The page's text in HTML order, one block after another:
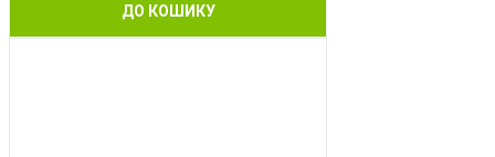
ДО КОШИКУ